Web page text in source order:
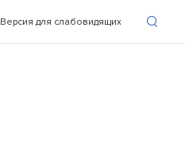
Версия для слабовидящих